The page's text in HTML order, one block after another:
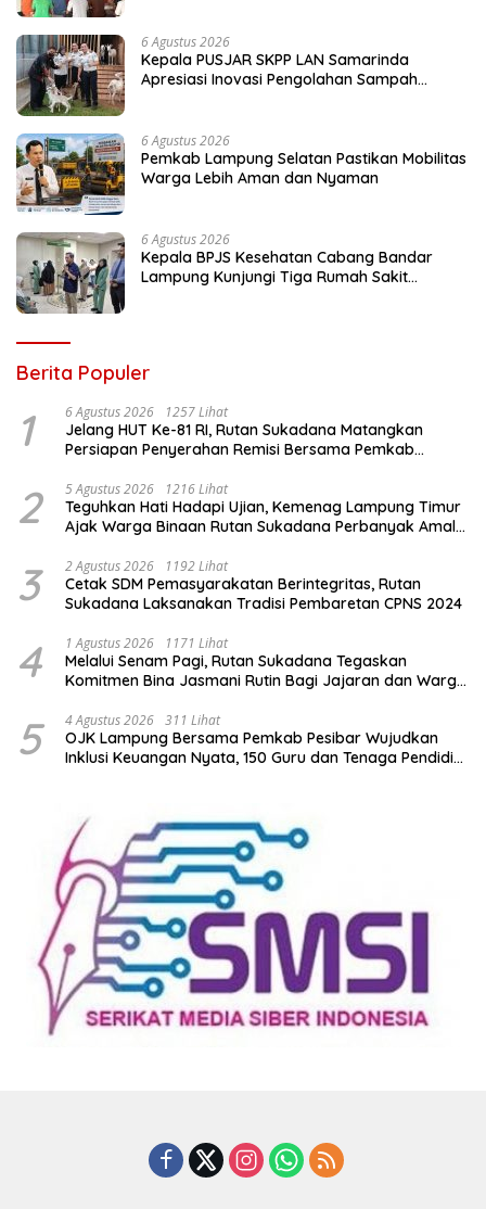
6 Agustus 2026
Kepala PUSJAR SKPP LAN Samarinda
Apresiasi Inovasi Pengolahan Sampah
6 Agustus 2026
Pemkab Lampung Selatan Pastikan Mobilitas
Warga Lebih Aman dan Nyaman
6 Agustus 2026
Kepala BPJS Kesehatan Cabang Bandar
Lampung Kunjungi Tiga Rumah Sakit
Berita Populer
1 6 Agustus 2026 1257 Lihat
Jelang HUT Ke-81 RI, Rutan Sukadana Matangkan
Persiapan Penyerahan Remisi Bersama Pemkab
2 5 Agustus 2026 1216 Lihat
Teguhkan Hati Hadapi Ujian, Kemenag Lampung Timur
Ajak Warga Binaan Rutan Sukadana Perbanyak Amal
3 2 Agustus 2026 1192 Lihat
Cetak SDM Pemasyarakatan Berintegritas, Rutan
Sukadana Laksanakan Tradisi Pembaretan CPNS 2024
4 1 Agustus 2026 1171 Lihat
Melalui Senam Pagi, Rutan Sukadana Tegaskan
Komitmen Bina Jasmani Rutin Bagi Jajaran dan Warga
5 4 Agustus 2026 311 Lihat
OJK Lampung Bersama Pemkab Pesibar Wujudkan
Inklusi Keuangan Nyata, 150 Guru dan Tenaga Pendidik